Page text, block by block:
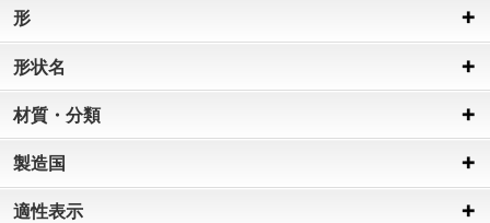
形
形状名
材質・分類
製造国
適性表示